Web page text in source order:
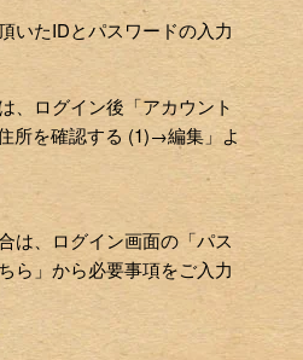
いたIDとパスワードの入力
、ログイン後「アカウント
所を確認する (1)→編集」よ
は、ログイン画面の「パス
ら」から必要事項をご入力